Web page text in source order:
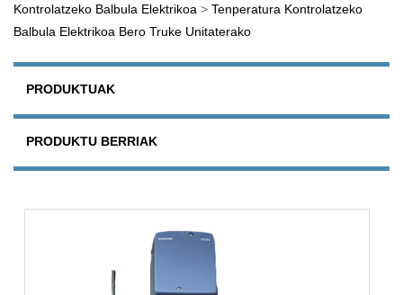
Kontrolatzeko Balbula Elektrikoa > Tenperatura Kontrolatzeko
Balbula Elektrikoa Bero Truke Unitaterako
PRODUKTUAK
PRODUKTU BERRIAK